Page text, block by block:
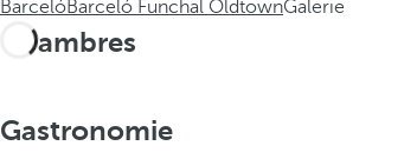
BarcelóBarceló Funchal OldtownGalerie
Chambres
Gastronomie